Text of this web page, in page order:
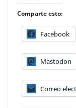
Comparte esto:
Facebook
Mastodon
Correo